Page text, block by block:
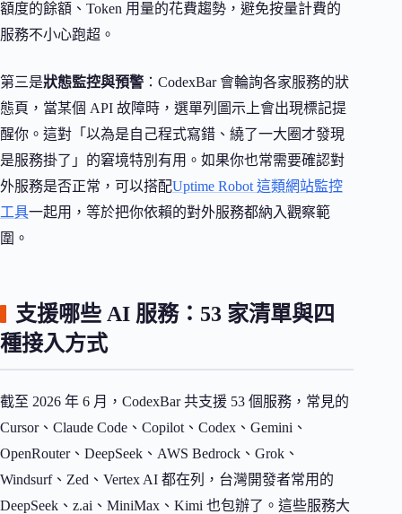
額度的餘額、Token 用量的花費趨勢，避免按量計費的
服務不小心跑超。
第三是狀態監控與預警 ：CodexBar 會輪詢各家服務的狀
態頁，當某個 API 故障時，選單列圖示上會出現標記提
醒你。這對「以為是自己程式寫錯、繞了一大圈才發現
是服務掛了」的窘境特別有用。如果你也常需要確認對
外服務是否正常，可以搭配Uptime Robot 這類網站監控
工具一起用，等於把你依賴的對外服務都納入觀察範
圍。
支援哪些 AI 服務：53 家清單與四
種接入方式
截至 2026 年 6 月，CodexBar 共支援 53 個服務，常見的
Cursor、Claude Code、Copilot、Codex、Gemini、
OpenRouter、DeepSeek、AWS Bedrock、Grok、
Windsurf、Zed、Vertex AI 都在列，台灣開發者常用的
DeepSeek、z.ai、MiniMax、Kimi 也包辦了。這些服務大